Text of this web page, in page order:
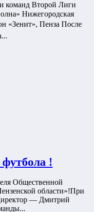
команд Второй Лиги
Нижегородская
«Зенит», Пенза После
!
Общественной
области»!При
— Дмитрий